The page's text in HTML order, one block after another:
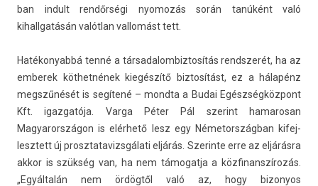
ban in­dult rendőrségi nyomozás során tanúként való
kihallgatásán valótlan val­lomást tett.
Hatékonyabbá tenné a tár­sadalom­biztosítás re­ndszerét, ha az
em­berek köthetnének kiegészítő bi­ztosítást, ez a hálapénz
megszűnését is segítené – mondta a Budai Egészségközpont
Kft. igaz­gatója. Varga Péter Pál szerint hamarosan
Magyarországon is elérhető lesz egy Németország­ban kifej­
lesztett új pro­sztatavizsgálati eljárás. Szerin­te erre az eljárásra
akkor is szükség van, ha nem támogat­ja a köz­finanszírozás.
„Egyáltalán nem ördögtől való az, hogy bi­zonyos